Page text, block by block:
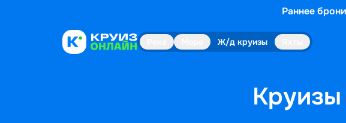
Раннее
Ж/д круизы